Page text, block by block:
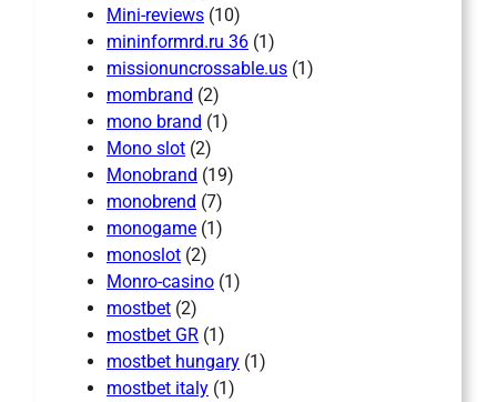
Mini-reviews (10)
mininformrd.ru 36 (1)
missionuncrossable.us (1)
mombrand (2)
mono brand (1)
Mono slot (2)
Monobrand (19)
monobrend (7)
monogame (1)
monoslot (2)
Monro-casino (1)
mostbet (2)
mostbet GR (1)
mostbet hungary (1)
mostbet italy (1)